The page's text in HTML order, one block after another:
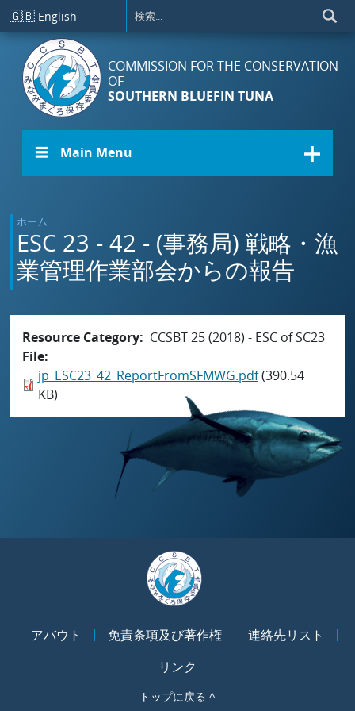
メインコンテンツに移動
🇬🇧 English
COMMISSION FOR THE CONSERVATION
OF
SOUTHERN BLUEFIN TUNA
☰ Main Menu
ホーム
ESC 23 - 42 - (事務局) 戦略・漁
業管理作業部会からの報告
Resource Category
CCSBT 25 (2018) - ESC of SC23
File
jp_ESC23_42_ReportFromSFMWG.pdf(390.54
KB)
アバウト 免責条項及び著作権
連絡先リスト
リンク
トップに戻る ^